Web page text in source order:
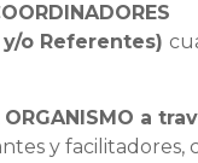
y/o Referentes)
ORGANISMO a
y facilitadores,